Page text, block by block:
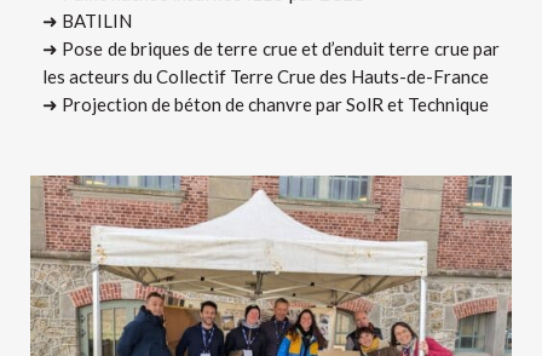
➜ BATILIN
➜ Pose de briques de terre crue et d’enduit terre crue par
les acteurs du Collectif Terre Crue des Hauts-de-France
➜ Projection de béton de chanvre par SolR et Technique